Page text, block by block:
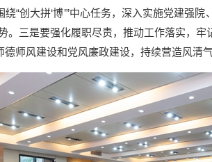
“创大拼‘博’”中心任务，深入实施党建强
。三是要强化履职尽责，推动工作落实，牢
德师风建设和党风廉政建设，持续营造风清